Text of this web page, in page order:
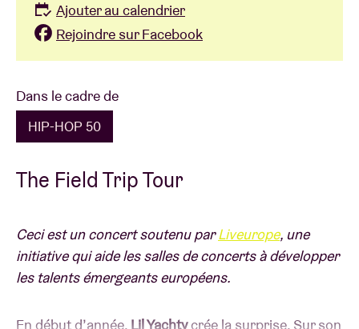
Dans le cadre de
HIP-HOP 50
The Field Trip Tour
Ceci est un concert soutenu parLiveurope, une
initiative qui aide les salles de concerts à développer
les talents émergeants européens.
En début d’année, Lil Yachtycrée la surprise. Sur son
Ajouter au calendrier
Rejoindre sur Facebook